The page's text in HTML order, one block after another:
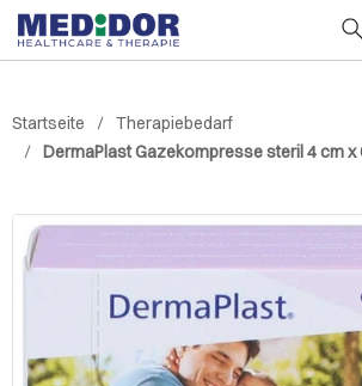
Startseite
Therapiebedarf
DermaPlast Gazekompresse steril 4 cm x